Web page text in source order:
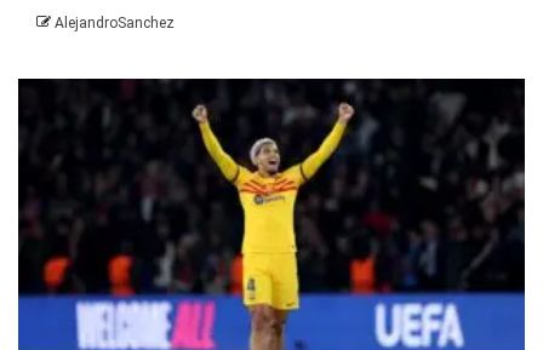
AlejandroSanchez